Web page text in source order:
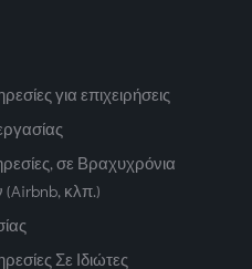
για επιχειρήσεις
σε Βραχυχρόνια
(Airbnb, κλπ.)
Σε Ιδιώτες